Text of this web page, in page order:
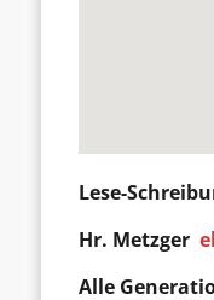
Lese-
Hr. Metzger
Alle